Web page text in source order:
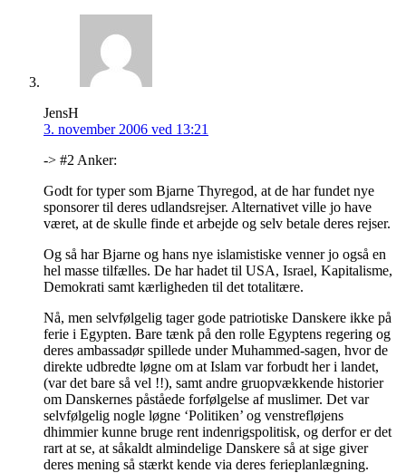
JensH
3. november 2006 ved 13:21
-> #2 Anker:
Godt for typer som Bjarne Thyregod, at de har fundet nye
sponsorer til deres udlandsrejser. Alternativet ville jo have
været, at de skulle finde et arbejde og selv betale deres rejser.
Og så har Bjarne og hans nye islamistiske venner jo også en
hel masse tilfælles. De har hadet til USA, Israel, Kapitalisme,
Demokrati samt kærligheden til det totalitære.
Nå, men selvfølgelig tager gode patriotiske Danskere ikke på
ferie i Egypten. Bare tænk på den rolle Egyptens regering og
deres ambassadør spillede under Muhammed-sagen, hvor de
direkte udbredte løgne om at Islam var forbudt her i landet,
(var det bare så vel !!), samt andre gruopvækkende historier
om Danskernes påståede forfølgelse af muslimer. Det var
selvfølgelig nogle løgne ‘Politiken’ og venstrefløjens
dhimmier kunne bruge rent indenrigspolitisk, og derfor er det
rart at se, at såkaldt almindelige Danskere så at sige giver
deres mening så stærkt kende via deres ferieplanlægning.